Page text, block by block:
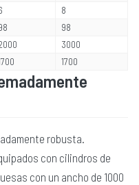
8
98
3000
1700
robusta.
con cilindros de
con un ancho de 1000